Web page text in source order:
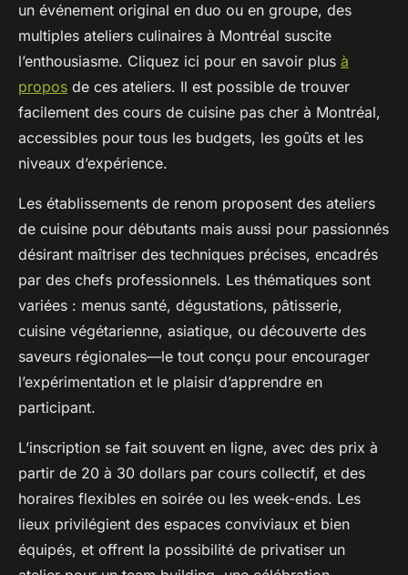
un événement original en duo ou en groupe, des
multiples ateliers culinaires à Montréal suscite
l’enthousiasme. Cliquez ici pour en savoir plus à
propos de ces ateliers. Il est possible de trouver
facilement des cours de cuisine pas cher à Montréal,
accessibles pour tous les budgets, les goûts et les
niveaux d’expérience.
Les établissements de renom proposent des ateliers
de cuisine pour débutants mais aussi pour passionnés
désirant maîtriser des techniques précises, encadrés
par des chefs professionnels. Les thématiques sont
variées : menus santé, dégustations, pâtisserie,
cuisine végétarienne, asiatique, ou découverte des
saveurs régionales—le tout conçu pour encourager
l’expérimentation et le plaisir d’apprendre en
participant.
L’inscription se fait souvent en ligne, avec des prix à
partir de 20 à 30 dollars par cours collectif, et des
horaires flexibles en soirée ou les week-ends. Les
lieux privilégient des espaces conviviaux et bien
équipés, et offrent la possibilité de privatiser un